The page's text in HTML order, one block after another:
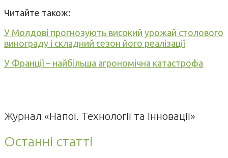
Читайте також:
У Молдові прогнозують високий урожай столового
винограду і складний сезон його реалізації
У Франції – найбільша агрономічна катастрофа
Журнал «Напої. Технології та Інновації»
Останні статті